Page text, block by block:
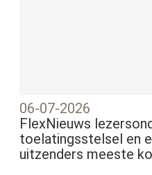
06-07-2026
FlexNieuws
toelatingsstelsel en
uitzenders meeste